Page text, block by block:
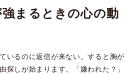
まるときの心の動
いるのに返信が来ない。すると胸が
探しが始まります。「嫌われた？」